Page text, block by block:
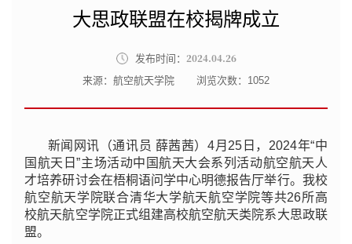
大思政联盟在校揭牌成立
发布时间： 2024.04.26
来源：航空航天学院 浏览次数： 1052
新闻网讯（通讯员 薛茜茜）4月25日，2024年“中
国航天日”主场活动中国航天大会系列活动航空航天人
才培养研讨会在梧桐语问学中心明德报告厅举行。我校
航空航天学院联合清华大学航天航空学院等共26所高
校航天航空学院正式组建高校航空航天类院系大思政联
盟。